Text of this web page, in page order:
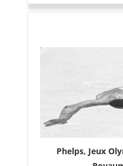
Phelps, Jeux